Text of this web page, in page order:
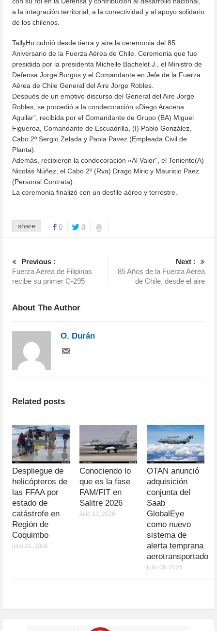
a la integración territorial, a la conectividad y al apoyo solidario
de los chilenos.
TallyHo cubrió desde tierra y aire la ceremonia del 85
Aniversario de la Fuerza Aérea de Chile. Ceremonia que fue
presidida por la presidenta Michelle Bachelet J., el Ministro de
Defensa Jorge Burgos y el Comandante en Jefe de la Fuerza
Aérea de Chile General del Aire Jorge Robles.
Después de un emotivo discurso del General del Aire Jorge
Robles, se procedió a la condecoración «Diego Aracena
Aguilar”, recibida por el Comandante de Grupo (BA) Miguel
Figueroa, Comandante de Escuadrilla, (I) Pablo González,
Cabo 2º Sergio Zelada y Paola Pavez (Empleada Civil de
Planta).
Además, recibieron la condecoración «Al Valor”, el Teniente(A)
Nicolás Núñez, el Cabo 2º (Rva) Drago Miric y Mauricio Paez
(Personal Contrata).
La ceremonia finalizó con un desfile aéreo y terrestre.
share 0 0
Previous :
Fuerza Aérea de Filipinas
recibe su primer C-295
Next :
85 Años de la Fuerza Aérea
de Chile, desde el aire
About The Author
O. Durán
Related posts
Despliegue de
helicópteros de
las FFAA por
estado de
catástrofe en
Región de
Coquimbo
julio 21, 2026
Conociendo lo
que es la fase
FAM/FIT en
Salitre 2026
julio 13, 2026
OTAN anunció
adquisición
conjunta del
Saab
GlobalEye
como nuevo
sistema de
alerta temprana
aerotransportado
julio 08, 2026